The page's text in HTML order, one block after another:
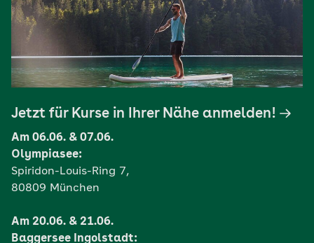
Jetzt für Kurse in Ihrer Nähe anmelden!
Am 06.06. & 07.06.
Olympiasee:
Spiridon-Louis-Ring 7,
80809 München
Am 20.06. & 21.06.
Baggersee Ingolstadt: